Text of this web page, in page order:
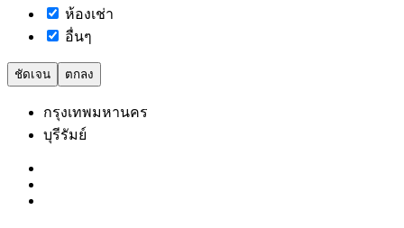
ห้องเช่า
อื่นๆ
ชัดเจน ตกลง
กรุงเทพมหานคร
บุรีรัมย์